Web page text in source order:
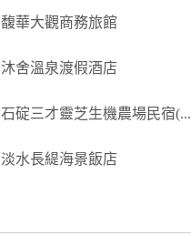
馥華大觀商務旅館
沐舍溫泉渡假酒店
石碇三才靈芝生機農場民宿(...
淡水長緹海景飯店